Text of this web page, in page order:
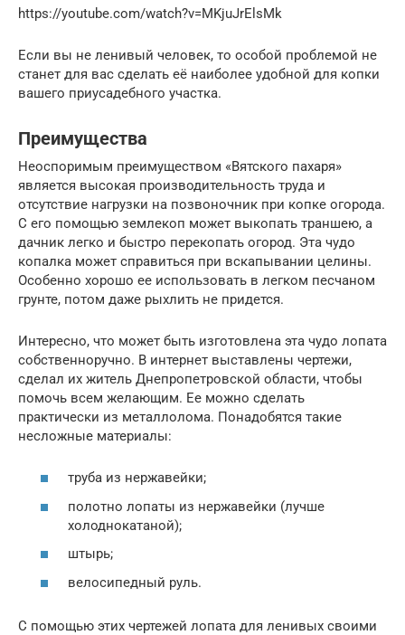
https://youtube.com/watch?v=MKjuJrElsMk
Если вы не ленивый человек, то особой проблемой не
станет для вас сделать её наиболее удобной для копки
вашего приусадебного участка.
Преимущества
Неоспоримым преимуществом «Вятского пахаря»
является высокая производительность труда и
отсутствие нагрузки на позвоночник при копке огорода.
С его помощью землекоп может выкопать траншею, а
дачник легко и быстро перекопать огород. Эта чудо
копалка может справиться при вскапывании целины.
Особенно хорошо ее использовать в легком песчаном
грунте, потом даже рыхлить не придется.
Интересно, что может быть изготовлена эта чудо лопата
собственноручно. В интернет выставлены чертежи,
сделал их житель Днепропетровской области, чтобы
помочь всем желающим. Ее можно сделать
практически из металлолома. Понадобятся такие
несложные материалы:
труба из нержавейки;
полотно лопаты из нержавейки (лучше
холоднокатаной);
штырь;
велосипедный руль.
С помощью этих чертежей лопата для ленивых своими